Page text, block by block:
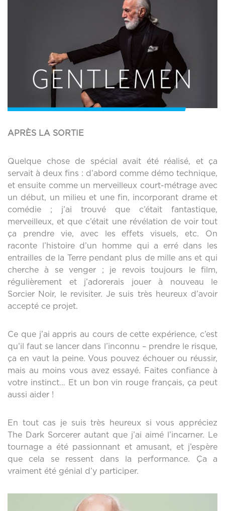
APRÈS LA SORTIE
Quelque chose de spécial avait été réalisé, et ça
servait à deux fins : d’abord comme démo technique,
et ensuite comme un merveilleux court-métrage avec
un début, un milieu et une fin, incorporant drame et
comédie ; j’ai trouvé que c’était fantastique,
merveilleux, et que c’était une révélation de voir tout
ça prendre vie, avec les effets visuels, etc. On
raconte l’histoire d’un homme qui a erré dans les
entrailles de la Terre pendant plus de mille ans et qui
cherche à se venger ; je revois toujours le film,
régulièrement et j’adorerais jouer à nouveau le
Sorcier Noir, le revisiter. Je suis très heureux d’avoir
accepté ce projet.
Ce que j’ai appris au cours de cette expérience, c’est
qu’il faut se lancer dans l’inconnu – prendre le risque,
ça en vaut la peine. Vous pouvez échouer ou réussir,
mais au moins vous avez essayé. Faites confiance à
votre instinct… Et un bon vin rouge français, ça peut
aussi aider !
En tout cas je suis très heureux si vous appréciez
The Dark Sorcerer autant que j’ai aimé l’incarner. Le
tournage a été passionnant et amusant, et j’espère
que cela se ressent dans la performance. Ça a
vraiment été génial d’y participer.